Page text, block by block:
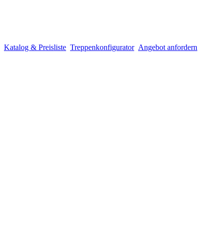
Katalog & Preisliste Treppenkonfigurator Angebot anfordern